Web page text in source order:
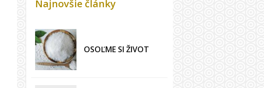
Najnovšie články
OSOĽME SI ŽIVOT